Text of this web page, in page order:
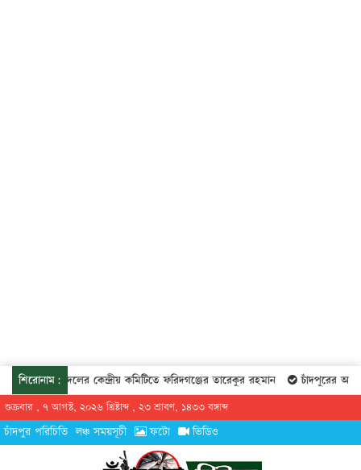
শিরোনাম:যুবদলের কেন্দ্রীয় কমিটিতে ফরিদগঞ্জের তারেকুর রহমান চাঁদপুরের
শুক্রবার , ৭ আগস্ট, ২০২৬ খ্রিষ্টাব্দ , ২৩ শ্রাবণ, ১৪৩৩ বঙ্গাব্দ
চাঁদপুর পরিচিতি লঞ্চ সময়সূচী ফটো ভিডিও